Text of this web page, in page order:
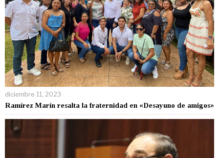
diciembre 11, 2023
Ramírez Marín resalta la fraternidad en «Desayuno de amigos»